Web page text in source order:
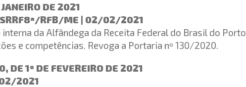
DE 2021
SRRF8ª/RFB/ME | 02/02/2021
da Alfândega da Receita Federal do Brasil do Porto
e competências. Revoga a Portaria nº 130/2020.
DE 1º DE FEVEREIRO DE 2021
2021